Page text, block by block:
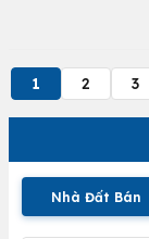
Nhà Đất Bán
1 2 3